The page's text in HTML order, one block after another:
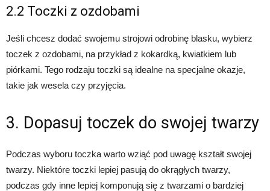
2.2 Toczki z ozdobami
Jeśli chcesz dodać swojemu strojowi odrobinę blasku, wybierz
toczek z ozdobami, na przykład z kokardką, kwiatkiem lub
piórkami. Tego rodzaju toczki są idealne na specjalne okazje,
takie jak wesela czy przyjęcia.
3. Dopasuj toczek do swojej twarzy
Podczas wyboru toczka warto wziąć pod uwagę kształt swojej
twarzy. Niektóre toczki lepiej pasują do okrągłych twarzy,
podczas gdy inne lepiej komponują się z twarzami o bardziej